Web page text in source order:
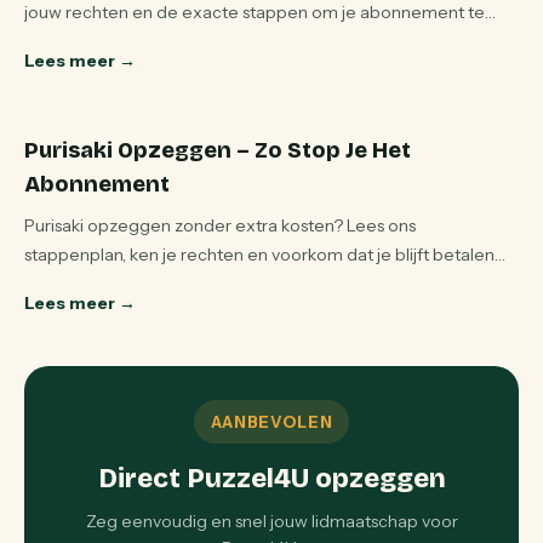
jouw rechten en de exacte stappen om je abonnement te
Lees meer →
Purisaki Opzeggen – Zo Stop Je Het
Abonnement
Purisaki opzeggen zonder extra kosten? Lees ons
stappenplan, ken je rechten en voorkom dat je blijft betalen
Lees meer →
AANBEVOLEN
Direct Puzzel4U opzeggen
Zeg eenvoudig en snel jouw lidmaatschap voor